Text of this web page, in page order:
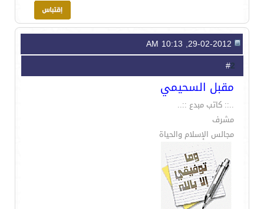
2
مقبل السحيمي
..:: كاتب مبدع ::..
مشرف
مجالس الإسلام والحياة